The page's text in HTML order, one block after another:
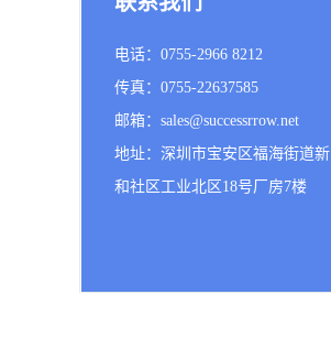
电话：0755-2966 8212
传真：0755-22637585
邮箱：sales@successrrow.net
地址：深圳市宝安区福海街道新
和社区工业北区18号厂房7楼